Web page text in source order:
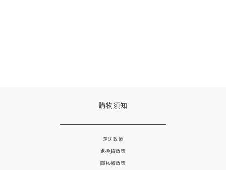
購物須知
運送政策
退換貨政策
隱私權政策